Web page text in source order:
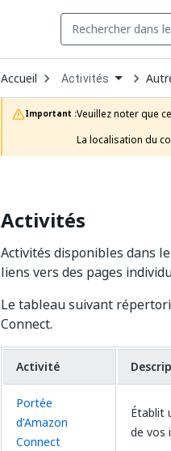
Accueil Open
Dropdown
to
choose
product
Activités
Important :Veuillez noter que
La localisation du
Activités
Activités disponibles dans
liens vers des pages
Le tableau suivant
Connect.
Activité
Portée
d'Amazon
Connect
Établit
de vos